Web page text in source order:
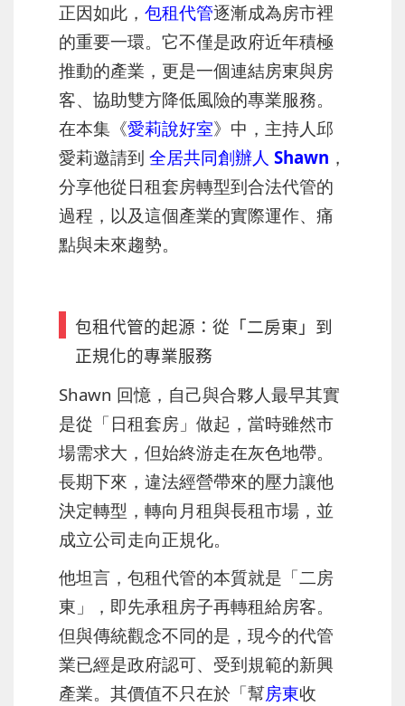
正因如此， 包租代管逐漸成為房市裡
的重要一環。它不僅是政府近年積極
推動的產業，更是一個連結房東與房
客、協助雙方降低風險的專業服務。
在本集《愛莉說好室》中，主持人邱
愛莉邀請到 全居共同創辦人 Shawn ，
分享他從日租套房轉型到合法代管的
過程，以及這個產業的實際運作、痛
點與未來趨勢。
包租代管的起源：從「二房東」到
正規化的專業服務
Shawn 回憶，自己與合夥人最早其實
是從「日租套房」做起，當時雖然市
場需求大，但始終游走在灰色地帶。
長期下來，違法經營帶來的壓力讓他
決定轉型，轉向月租與長租市場，並
成立公司走向正規化。
他坦言，包租代管的本質就是「二房
東」，即先承租房子再轉租給房客。
但與傳統觀念不同的是，現今的代管
業已經是政府認可、受到規範的新興
產業。其價值不只在於「幫房東收